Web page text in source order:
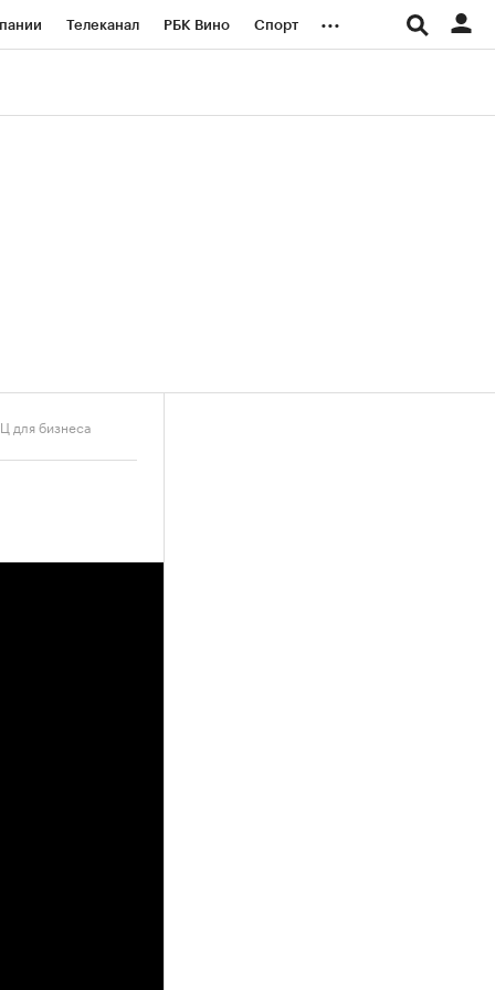
Телеканал РБК Вино Спорт ...
для бизнеса